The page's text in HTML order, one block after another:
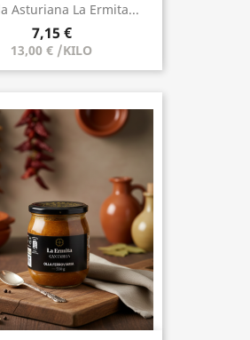
Asturiana La Ermita...
7,15 €
13,00 € /KILO